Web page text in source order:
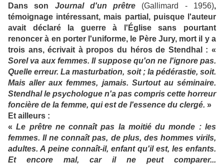
Dans son Journal d'un prêtre (Gallimard - 1956),
témoignage intéressant, mais partial, puisque l'auteur
avait déclaré la guerre à l'Église sans pourtant
renoncer à en porter l'uniforme, le Père Jury, mort il y a
trois ans, écrivait à propos du héros de Stendhal : «
Sorel va aux femmes. Il suppose qu'on ne l'ignore pas.
Quelle erreur. La masturbation, soit ; la pédérastie, soit.
Mais aller aux femmes, jamais. Surtout au séminaire.
Stendhal le psychologue n'a pas compris cette horreur
foncière de la femme, qui est de l'essence du clergé. »
Et ailleurs :
«Le prêtre ne connaît pas la moitié du monde : les
femmes. Il ne connaît pas, de plus, des hommes virils,
adultes. A peine connaît-il, enfant qu'il est, les enfants.
Et encore mal, car il ne peut comparer...